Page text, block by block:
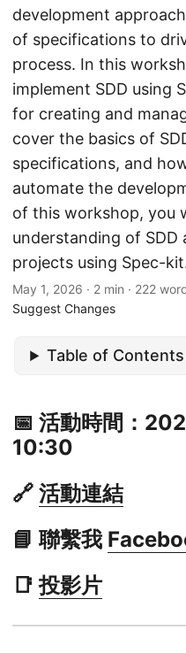
development
of specifications to
process. In this
implement SDD using
for creating and
cover the basics of
specifications, and
automate the
of this workshop, you
understanding of
projects using Spec-
May 1, 2026 · 2 min · 222
Suggest Changes
Table of Contents
📅 活動時間：
10:30
🔗 活動連結
📘 聯繫我
📑投影片